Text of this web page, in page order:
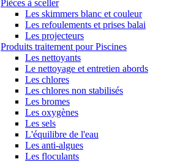
Pièces à sceller
Les skimmers blanc et couleur
Les refoulements et prises balai
Les projecteurs
Produits traitement pour Piscines
Les nettoyants
Le nettoyage et entretien abords
Les chlores
Les chlores non stabilisés
Les bromes
Les oxygènes
Les sels
L'équilibre de l'eau
Les anti-algues
Les floculants